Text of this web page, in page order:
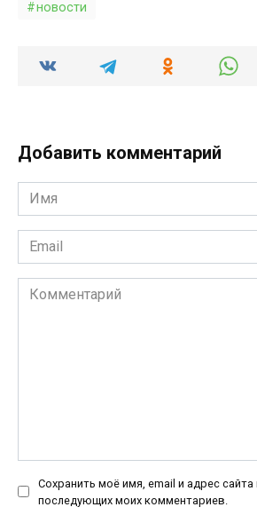
новости
Добавить комментарий
Имя
*
Email
*
Комментарий
Сохранить моё имя, email и адрес
последующих моих комментариев.